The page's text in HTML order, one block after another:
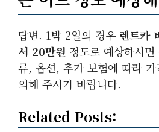
답변. 1박 2일의 경우 렌트카
서 20만원 정도로 예상하시
류, 옵션, 추가 보험에 따라
의해 주시기 바랍니다.
Related Posts: